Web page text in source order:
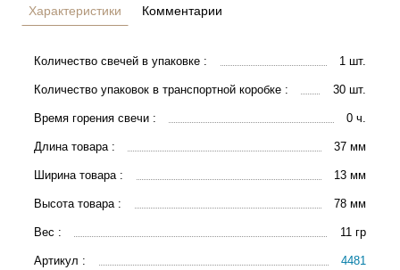
Характеристики
Количество свечей в упаковке : 1 шт.
Количество упаковок в транспортной коробке : 30 шт.
Время горения свечи : 0 ч.
Длина товара : 37 мм
Ширина товара : 13 мм
Высота товара : 78 мм
Вес : 11 гр
Артикул : 4481
Комментарии